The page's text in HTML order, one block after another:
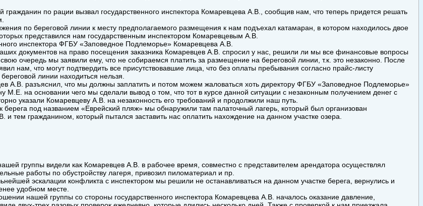
гражданин по рации вызвал государственного инспектора Комаревцева А.В., сообщив нам, что теперь придется решать
по береговой линии к месту предполагаемого размещения к нам подъехал катамаран, в котором находилось двое
представился нам государственным инспектором Комаревцевым А.В.
инспектора ФГБУ «Заповедное Подлеморье» Комаревцева А.В.
документов на право посещения заказника Комаревцев А.В. спросил у нас, решили ли мы все финансовые вопросы
очередь мы заявили ему, что не собираемся платить за размещение на береговой линии, т.к. это незаконно. После
нам, что могут подтвердить все присутствовавшие лица, что без оплаты пребывания согласно прайс-листу
линии находиться нельзя.
А.В. разъяснил, что мы должны заплатить и потом можем жаловаться хоть директору ФГБУ «Заповедное Подлеморье»
М.Е. на основании чего мы сделали вывод о том, что тот в курсе данной ситуации с незаконным получением денег с
указали Комаревцеву А.В. на незаконность его требований и продолжили наш путь.
берега под названием «Еврейский пляж» мы обнаружили там палаточный лагерь, который был организован
и тем гражданином, который пытался заставить нас оплатить нахождение на данном участке озера.
группы видели как Комаревцев А.В. в рабочее время, совместно с представителем арендатора осуществлял
работы по обустройству лагеря, привозил пиломатериал и пр.
эскалации конфликта с инспектором мы решили не останавливаться на данном участке берега, вернулись и
удобном месте.
нашей группы со стороны государственного инспектора Комаревцева А.В. началось оказание давление,